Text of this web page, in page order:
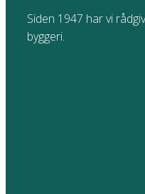
Siden 1947 har vi
byggeri.